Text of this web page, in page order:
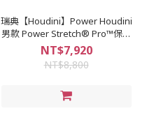
瑞典【Houdini】Power Houdini
男款 Power Stretch® Pro™保暖
外套 鼠尾草綠 #830063
NT$7,920
NT$8,800